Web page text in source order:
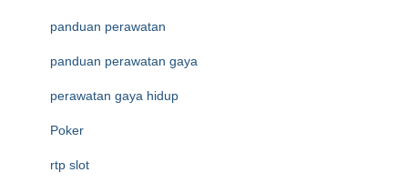
panduan perawatan
panduan perawatan gaya
perawatan gaya hidup
Poker
rtp slot